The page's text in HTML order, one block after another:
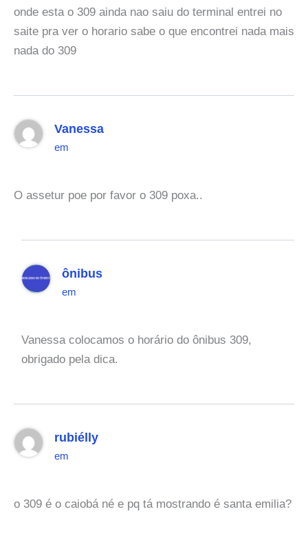
onde esta o 309 ainda nao saiu do terminal entrei no
saite pra ver o horario sabe o que encontrei nada mais
nada do 309
Vanessa
em
O assetur poe por favor o 309 poxa..
ônibus
em
Vanessa colocamos o horário do ônibus 309,
obrigado pela dica.
rubiélly
em
o 309 é o caiobá né e pq tá mostrando é santa emilia?